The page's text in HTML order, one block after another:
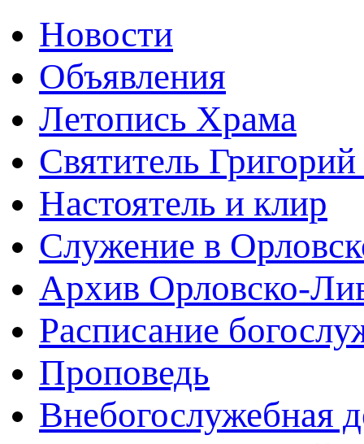
Новости
Объявления
Летопись Храма
Святитель
Настоятель и клир
Служение в
Архив Орловско-
Расписание
Проповедь
Внебогослужебная